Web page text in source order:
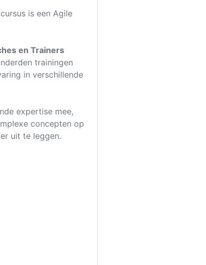
is een Agile
en Trainers
trainingen
in verschillende
expertise mee,
concepten op
uit te leggen.